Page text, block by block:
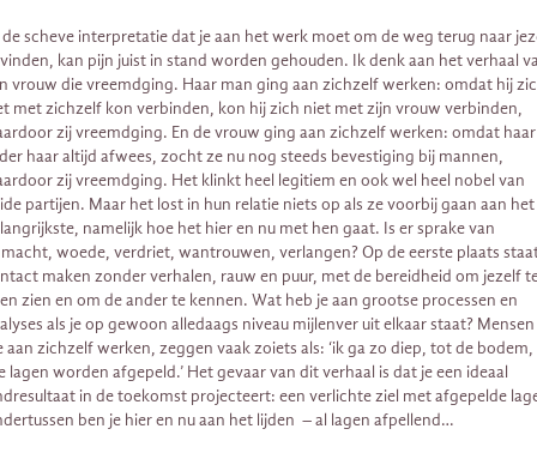
de scheve interpretatie dat je aan het werk moet om de weg terug naar
kan pijn juist in stand worden gehouden. Ik denk aan het verhaal
vrouw die vreemdging. Haar man ging aan zichzelf werken: omdat hij
met zichzelf kon verbinden, kon hij zich niet met zijn vrouw verbinden,
zij vreemdging. En de vrouw ging aan zichzelf werken: omdat haar
haar altijd afwees, zocht ze nu nog steeds bevestiging bij mannen,
zij vreemdging. Het klinkt heel legitiem en ook wel heel nobel van
partijen. Maar het lost in hun relatie niets op als ze voorbij gaan aan het
namelijk hoe het hier en nu met hen gaat. Is er sprake van
woede, verdriet, wantrouwen, verlangen? Op de eerste plaats
maken zonder verhalen, rauw en puur, met de bereidheid om jezelf
zien en om de ander te kennen. Wat heb je aan grootse processen en
als je op gewoon alledaags niveau mijlenver uit elkaar staat? Mensen
aan zichzelf werken, zeggen vaak zoiets als: ‘ik ga zo diep, tot de bodem,
lagen worden afgepeld.’ Het gevaar van dit verhaal is dat je een ideaal
in de toekomst projecteert: een verlichte ziel met afgepelde
ben je hier en nu aan het lijden – al lagen afpellend…